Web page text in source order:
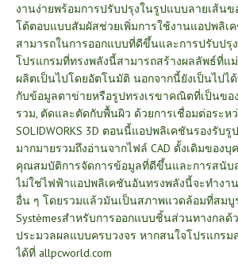
งานง่ายพร้อมการปรับปรุงในรูปแบบลายเส้นข
โต้ตอบแบบสัมผัสช่วยเพิ่มการใช้งานแอปพลิเ
สามารถในการออกแบบที่ดีขึ้นและการปรับปรุง
โปรแกรมที่ทรงพลังนี้สามารถสร้างผลลัพธ์ที่แ
ผลิตเป็นไปโดยอัตโนมัติ นอกจากนี้ยังเป็นไปไ
กับข้อมูลตาข่ายหรือรูปทรงเรขาคณิตที่เป็นขอ
รวม, ตัดและตัดกับพื้นผิว ด้วยการเชื่อมต่อระห
SOLIDWORKS 3D ตอนนี้แอปพลิเคชันรองรับ
มากมายรวมถึงอ่านจากไฟล์ CAD ดั้งเดิมของ
คุณสมบัติการจัดการข้อมูลที่ดีขึ้นและการสนั
ไม่ใช่ไฟฟ้าแอปพลิเคชันอันทรงพลังนี้จะทำงา
อื่น ๆ โดยรวมแล้วมันเป็นสภาพแวดล้อมที่สมบู
Systèmesสำหรับการออกแบบชิ้นส่วนทางกล
ประมวลผลแบบครบวงจร หากสนใจโปรแกรม
ได้ที่ allpcworld.com